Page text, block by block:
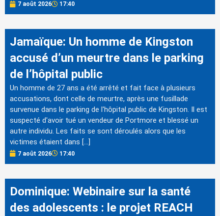
7 août 2026 17:40
Jamaïque: Un homme de Kingston
accusé d’un meurtre dans le parking
de l’hôpital public
Un homme de 27 ans a été arrêté et fait face à plusieurs
accusations, dont celle de meurtre, après une fusillade
survenue dans le parking de l'hôpital public de Kingston. Il est
suspecté d'avoir tué un vendeur de Portmore et blessé un
autre individu. Les faits se sont déroulés alors que les
victimes étaient dans […]
7 août 2026 17:40
Dominique: Webinaire sur la santé
des adolescents : le projet REACH